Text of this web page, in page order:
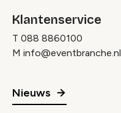
Klantenservice
T 088 8860100
M info@eventbranche.nl
Nieuws